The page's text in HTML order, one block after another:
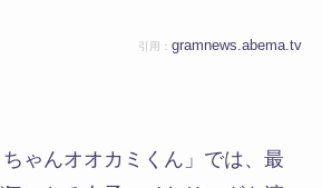
引用：gramnews.abema.tv
ゃんオオカミくん」では、最